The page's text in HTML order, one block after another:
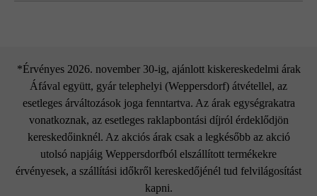
*Érvényes 2026. november 30-ig, ajánlott kiskereskedelmi árak
Áfával együtt, gyár telephelyi (Weppersdorf) átvétellel, az
esetleges árváltozások joga fenntartva. Az árak egységrakatra
vonatkoznak, az esetleges raklapbontási díjról érdeklődjön
kereskedőinknél. Az akciós árak csak a legkésőbb az akció
utolsó napjáig Weppersdorfból elszállított termékekre
érvényesek, a szállítási időkről kereskedőjénél tud felvilágosítást
kapni.